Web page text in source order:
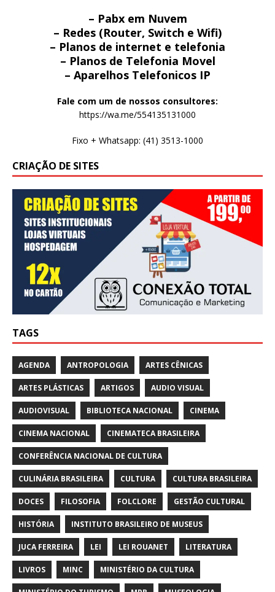
– Pabx em Nuvem
– Redes (Router, Switch e Wifi)
– Planos de internet e telefonia
– Planos de Telefonia Movel
– Aparelhos Telefonicos IP
Fale com um de nossos consultores:
https://wa.me/554135131000
Fixo + Whatsapp: (41) 3513-1000
CRIAÇÃO DE SITES
TAGS
AGENDA ANTROPOLOGIA ARTES CÊNICAS
ARTES PLÁSTICAS ARTIGOS AUDIO VISUAL
AUDIOVISUAL BIBLIOTECA NACIONAL CINEMA
CINEMA NACIONAL CINEMATECA BRASILEIRA
CONFERÊNCIA NACIONAL DE CULTURA
CULINÁRIA BRASILEIRA CULTURA CULTURA BRASILEIRA
DOCES FILOSOFIA FOLCLORE GESTÃO CULTURAL
HISTÓRIA INSTITUTO BRASILEIRO DE MUSEUS
JUCA FERREIRA LEI LEI ROUANET LITERATURA
LIVROS MINC MINISTÉRIO DA CULTURA